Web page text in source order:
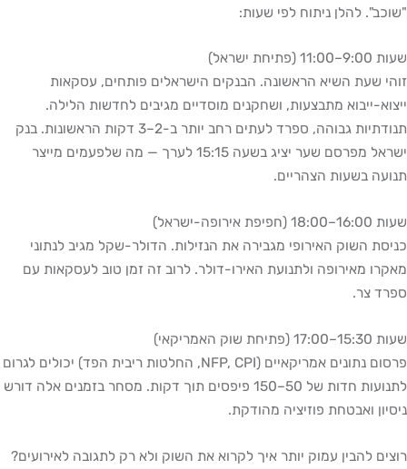
"שוכב". להלן ניתוח לפי שעות:
שעות 9:00–11:00 (פתיחת ישראל)
זוהי שעת השיא הראשונה. הבנקים הישראלים פותחים, עסקאות
ייצוא-ייבוא מתבצעות, ושחקנים מוסדיים מגיבים לחדשות הלילה.
תנודתיות גבוהה, ספרד לעתים רחב יותר ב-2–3 דקות הראשונות. בנק
ישראל מפרסם שער יציג בשעה 15:15 לערך — מה שלפעמים מייצר
תנועה בשעות הצהריים.
שעות 16:00–18:00 (חפיפת אירופה-ישראל)
כניסת השוק האירופי מגבירה את הנזילות. הדולר-שקל מגיב לנתוני
מאקרו מאירופה ולתנועת האירו-דולר. לרוב זה זמן טוב לעסקאות עם
ספרד צר.
שעות 15:30–17:00 (פתיחת שוק האמריקאי)
פרסום נתונים אמריקאיים (NFP, CPI, החלטות ריבית הפד) יכולים לגרום
לתנועות חדות של 50–150 פיפסים תוך דקות. מסחר בזמנים אלה דורש
ניסיון ואבטחת פוזיציה מהודקת.
רוצים להבין עמוק יותר איך לקרוא את השוק ולא רק לתגובה לאירועים?